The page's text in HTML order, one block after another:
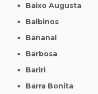
Baixo Augusta
Balbinos
Bananal
Barbosa
Bariri
Barra Bonita